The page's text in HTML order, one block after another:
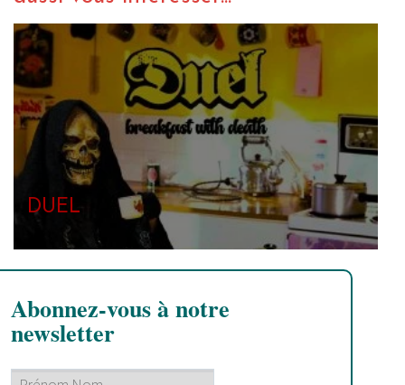
DUEL
Abonnez-vous à notre
newsletter